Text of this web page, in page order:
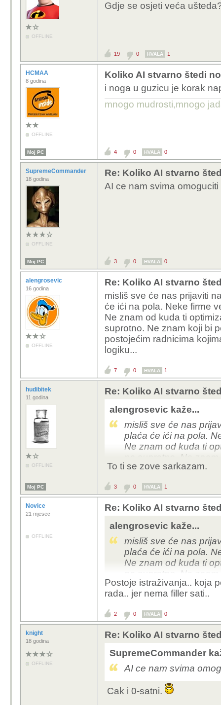
OFFLINE
Gdje se osjeti veća
19 0 HVALA 1
HCMAA
8 godina
OFFLINE
Koliko AI stvarno štedi
i noga u guzicu je korak
mnogo mudrosti,mnogo
Moj PC 4 0 HVALA 0
SupremeCommander
18 godina
OFFLINE
Re: Koliko AI stvarno
AI ce nam svima
Moj PC 3 0 HVALA 0
alengrosevic
16 godina
OFFLINE
Re: Koliko AI stvarno
misliš sve će nas prijaviti
će ići na pola. Neke firme
Ne znam od kuda ti
suprotno. Ne znam koji bi
postojećim radnicima
logiku...
7 0 HVALA 1
hudibitek
11 godina
OFFLINE
Re: Koliko AI stvarno
alengrosevic kaže...
misliš sve će nas
plaća će ići na pola.
Ne znam od kuda ti
na suprotno. Ne
posao postojećim
To ti se zove sarkazam.
Moj PC 3 0 HVALA 1
Novice
21 mjesec
OFFLINE
Re: Koliko AI stvarno
alengrosevic kaže...
misliš sve će nas
plaća će ići na pola.
Ne znam od kuda ti
na suprotno. Ne
posao postojećim
plaću. Ne kužim tu
Postoje istraživanja.. koja
rada.. jer nema filler sati..
2 0 HVALA 0
knight
18 godina
OFFLINE
Re: Koliko AI stvarno
SupremeCommander
AI ce nam svima
Cak i 0-satni.